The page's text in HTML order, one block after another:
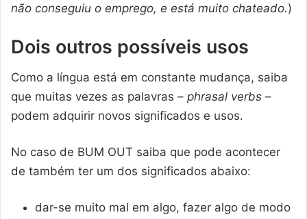
não conseguiu o emprego, e está muito chateado.)
Dois outros possíveis usos
Como a língua está em constante mudança, saiba
que muitas vezes as palavras – phrasal verbs –
podem adquirir novos significados e usos.
No caso de BUM OUT saiba que pode acontecer
de também ter um dos significados abaixo:
dar-se muito mal em algo, fazer algo de modo